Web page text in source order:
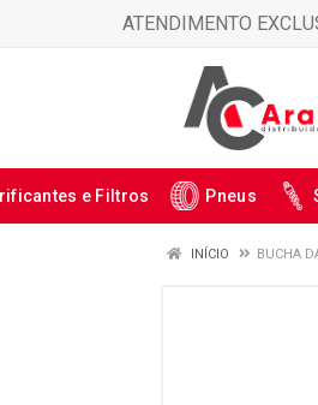
ATENDIMENTO
e Filtros Pneus
INÍCIO BUCHA